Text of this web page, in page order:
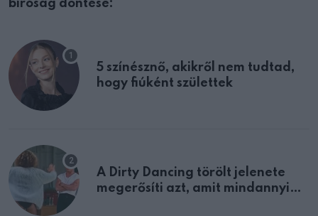
bíróság döntése:
5 színésznő, akikről nem tudtad,
hogy fiúként születtek
A Dirty Dancing törölt jelenete
megerősíti azt, amit mindannyian